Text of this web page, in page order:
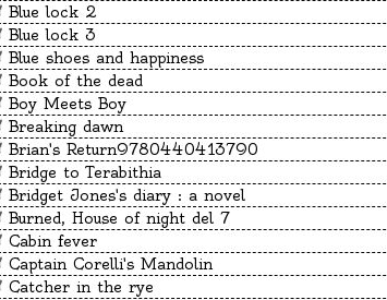
Blue lock 2
Blue lock 3
Blue shoes and happiness
Book of the dead
Boy Meets Boy
Breaking dawn
Brian's Return9780440413790
Bridge to Terabithia
Bridget Jones's diary : a novel
Burned, House of night del 7
Cabin fever
Captain Corelli's Mandolin
Catcher in the rye